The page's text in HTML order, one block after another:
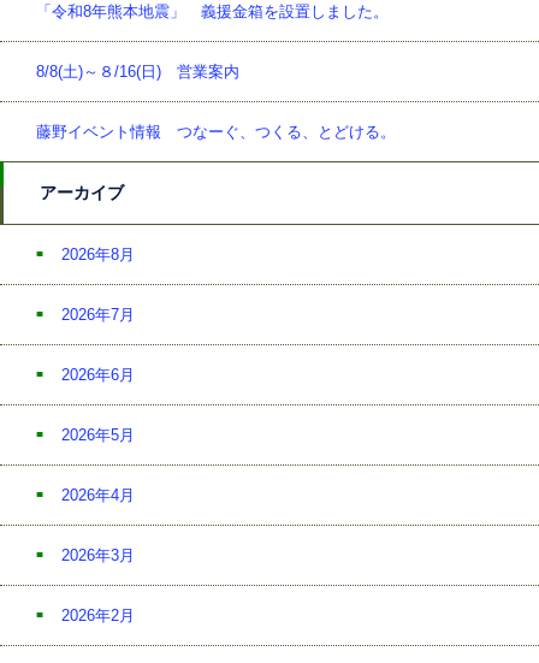
「令和8年熊本地震」 義援金箱を設置しました。
8/8(土)～８/16(日) 営業案内
藤野イベント情報 つなーぐ、つくる、とどける。
アーカイブ
2026年8月
2026年7月
2026年6月
2026年5月
2026年4月
2026年3月
2026年2月